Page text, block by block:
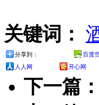
关键词：
分享到： 百度
人人网
开心网
下一篇：